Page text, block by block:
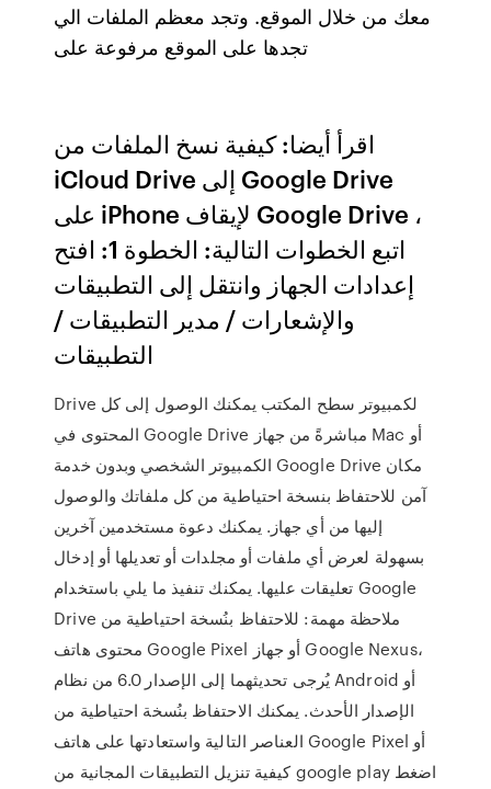
معك من خلال الموقع. وتجد معظم الملفات الي
تجدها على الموقع مرفوعة على
اقرأ أيضا: كيفية نسخ الملفات من
iCloud Drive إلى Google Drive
على iPhone لإيقاف Google Drive ،
اتبع الخطوات التالية: الخطوة 1: افتح
إعدادات الجهاز وانتقل إلى التطبيقات
والإشعارات / مدير التطبيقات /
التطبيقات
Drive لكمبيوتر سطح المكتب يمكنك الوصول إلى كل
المحتوى في Google Drive مباشرةً من جهاز Mac أو
الكمبيوتر الشخصي وبدون خدمة Google Drive مكان
آمن للاحتفاظ بنسخة احتياطية من كل ملفاتك والوصول
إليها من أي جهاز. يمكنك دعوة مستخدمين آخرين
بسهولة لعرض أي ملفات أو مجلدات أو تعديلها أو إدخال
تعليقات عليها. يمكنك تنفيذ ما يلي باستخدام Google
Drive ملاحظة مهمة: للاحتفاظ بنُسخة احتياطية من
محتوى هاتف Google Pixel أو جهاز Google Nexus،
يُرجى تحديثهما إلى الإصدار 6.0 من نظام Android أو
الإصدار الأحدث. يمكنك الاحتفاظ بنُسخة احتياطية من
العناصر التالية واستعادتها على هاتف Google Pixel أو
كيفية تنزيل التطبيقات المجانية من google play اضغط